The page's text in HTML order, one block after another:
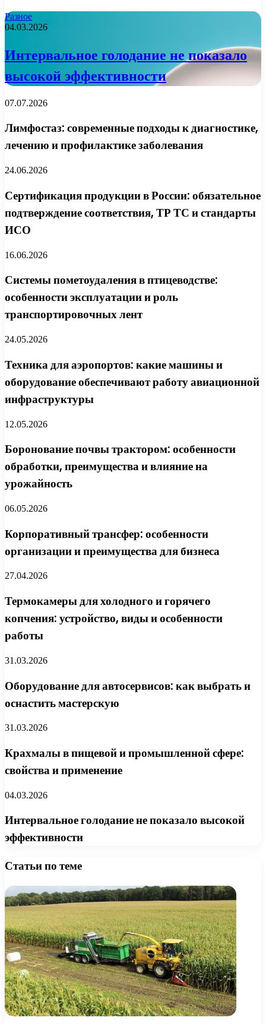
Разное
04.03.2026
Интервальное голодание не показало
высокой эффективности
07.07.2026
Лимфостаз: современные подходы к диагностике,
лечению и профилактике заболевания
24.06.2026
Сертификация продукции в России: обязательное
подтверждение соответствия, ТР ТС и стандарты
ИСО
16.06.2026
Системы пометоудаления в птицеводстве:
особенности эксплуатации и роль
транспортировочных лент
24.05.2026
Техника для аэропортов: какие машины и
оборудование обеспечивают работу авиационной
инфраструктуры
12.05.2026
Боронование почвы трактором: особенности
обработки, преимущества и влияние на
урожайность
06.05.2026
Корпоративный трансфер: особенности
организации и преимущества для бизнеса
27.04.2026
Термокамеры для холодного и горячего
копчения: устройство, виды и особенности
работы
31.03.2026
Оборудование для автосервисов: как выбрать и
оснастить мастерскую
31.03.2026
Крахмалы в пищевой и промышленной сфере:
свойства и применение
04.03.2026
Интервальное голодание не показало высокой
эффективности
Статьи по теме